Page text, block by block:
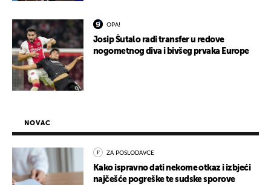
OPA!
Josip Šutalo radi transfer u redove
nogometnog diva i bivšeg prvaka Europe
NOVAC
ZA POSLODAVCE
Kako ispravno dati nekome otkaz i izbjeći
najčešće pogreške te sudske sporove